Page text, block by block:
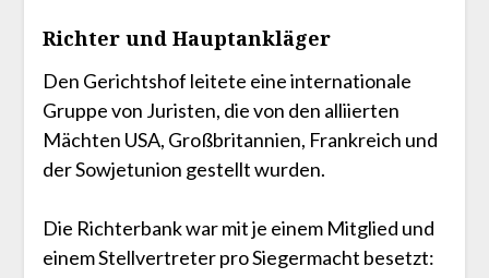
Richter und Hauptankläger
Den Gerichtshof leitete eine internationale
Gruppe von Juristen, die von den alliierten
Mächten USA, Großbritannien, Frankreich und
der Sowjetunion gestellt wurden.
Die Richterbank war mit je einem Mitglied und
einem Stellvertreter pro Siegermacht besetzt: